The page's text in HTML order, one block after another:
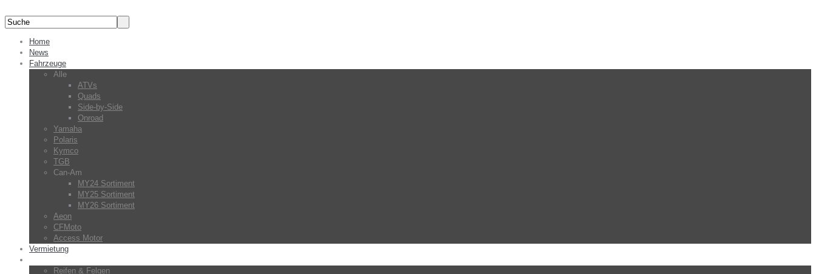
Home
News
Fahrzeuge
Alle
ATVs
Quads
Side-by-Side
Onroad
Yamaha
Polaris
Kymco
TGB
Can-Am
MY24 Sortiment
MY25 Sortiment
MY26 Sortiment
Aeon
CFMoto
Access Motor
Vermietung
Reifen & Felgen